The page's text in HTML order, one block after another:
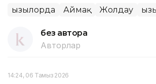
Қызылорда Аймақ Жолдау
без автора
Авторлар
14:24, 06 Тамыз 2026